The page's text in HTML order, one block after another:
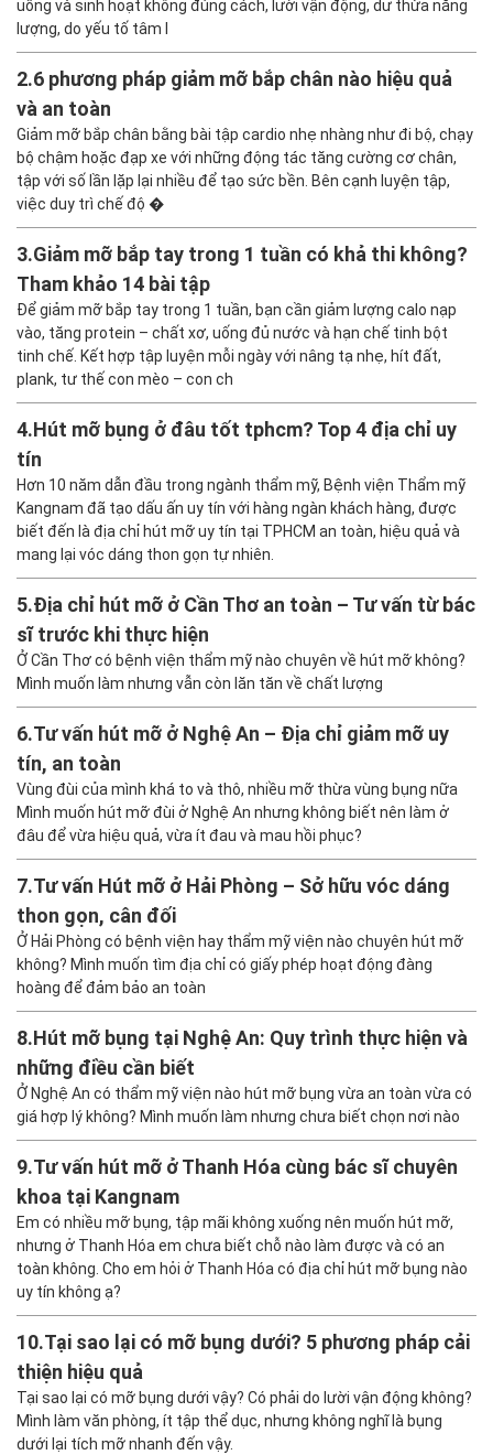
uống và sinh hoạt không đúng cách, lười vận động, dư thừa năng
lượng, do yếu tố tâm l
2.6 phương pháp giảm mỡ bắp chân nào hiệu quả
và an toàn
Giảm mỡ bắp chân bằng bài tập cardio nhẹ nhàng như đi bộ, chạy
bộ chậm hoặc đạp xe với những động tác tăng cường cơ chân,
tập với số lần lặp lại nhiều để tạo sức bền. Bên cạnh luyện tập,
việc duy trì chế độ �
3.Giảm mỡ bắp tay trong 1 tuần có khả thi không?
Tham khảo 14 bài tập
Để giảm mỡ bắp tay trong 1 tuần, bạn cần giảm lượng calo nạp
vào, tăng protein – chất xơ, uống đủ nước và hạn chế tinh bột
tinh chế. Kết hợp tập luyện mỗi ngày với nâng tạ nhẹ, hít đất,
plank, tư thế con mèo – con ch
4.Hút mỡ bụng ở đâu tốt tphcm? Top 4 địa chỉ uy
tín
Hơn 10 năm dẫn đầu trong ngành thẩm mỹ, Bệnh viện Thẩm mỹ
Kangnam đã tạo dấu ấn uy tín với hàng ngàn khách hàng, được
biết đến là địa chỉ hút mỡ uy tín tại TPHCM an toàn, hiệu quả và
mang lại vóc dáng thon gọn tự nhiên.
5.Địa chỉ hút mỡ ở Cần Thơ an toàn – Tư vấn từ bác
sĩ trước khi thực hiện
Ở Cần Thơ có bệnh viện thẩm mỹ nào chuyên về hút mỡ không?
Mình muốn làm nhưng vẫn còn lăn tăn về chất lượng
6.Tư vấn hút mỡ ở Nghệ An – Địa chỉ giảm mỡ uy
tín, an toàn
Vùng đùi của mình khá to và thô, nhiều mỡ thừa vùng bụng nữa
Mình muốn hút mỡ đùi ở Nghệ An nhưng không biết nên làm ở
đâu để vừa hiệu quả, vừa ít đau và mau hồi phục?
7.Tư vấn Hút mỡ ở Hải Phòng – Sở hữu vóc dáng
thon gọn, cân đối
Ở Hải Phòng có bệnh viện hay thẩm mỹ viện nào chuyên hút mỡ
không? Mình muốn tìm địa chỉ có giấy phép hoạt động đàng
hoàng để đảm bảo an toàn
8.Hút mỡ bụng tại Nghệ An: Quy trình thực hiện và
những điều cần biết
Ở Nghệ An có thẩm mỹ viện nào hút mỡ bụng vừa an toàn vừa có
giá hợp lý không? Mình muốn làm nhưng chưa biết chọn nơi nào
9.Tư vấn hút mỡ ở Thanh Hóa cùng bác sĩ chuyên
khoa tại Kangnam
Em có nhiều mỡ bụng, tập mãi không xuống nên muốn hút mỡ,
nhưng ở Thanh Hóa em chưa biết chỗ nào làm được và có an
toàn không. Cho em hỏi ở Thanh Hóa có địa chỉ hút mỡ bụng nào
uy tín không ạ?
10.Tại sao lại có mỡ bụng dưới? 5 phương pháp cải
thiện hiệu quả
Tại sao lại có mỡ bụng dưới vậy? Có phải do lười vận động không?
Mình làm văn phòng, ít tập thể dục, nhưng không nghĩ là bụng
dưới lại tích mỡ nhanh đến vậy.